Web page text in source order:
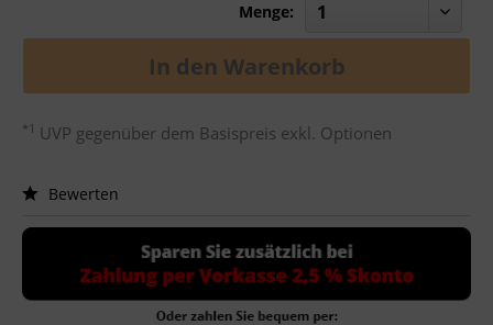
Menge:
In den Warenkorb
*1 UVP gegenüber dem Basispreis exkl. Optionen
Bewerten